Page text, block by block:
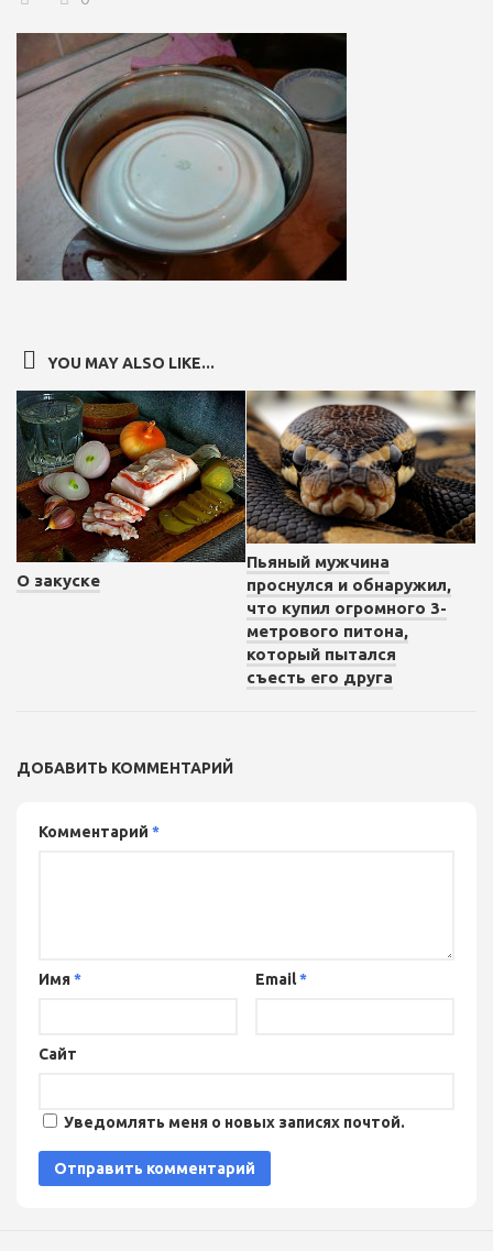
YOU MAY ALSO LIKE...
О закуске
Пьяный мужчина
проснулся и обнаружил,
что купил огромного 3-
метрового питона,
который пытался
съесть его друга
ДОБАВИТЬ КОММЕНТАРИЙ
Комментарий *
Имя* Email*
Сайт
Уведомлять меня о новых записях почтой.